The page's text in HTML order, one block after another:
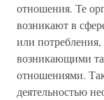
отношения. Те
возникают в
или
возникающими
отношениями.
деятельностью